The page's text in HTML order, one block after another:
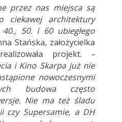
przez nas miejsca są
ciekawej architektury
50. i 60 ubiegłego
Stańska, założycielka
projekt. –
i Kino Skarpa już nie
nowoczesnymi
budowa często
Nie ma też śladu
czy Supersamie, a DH